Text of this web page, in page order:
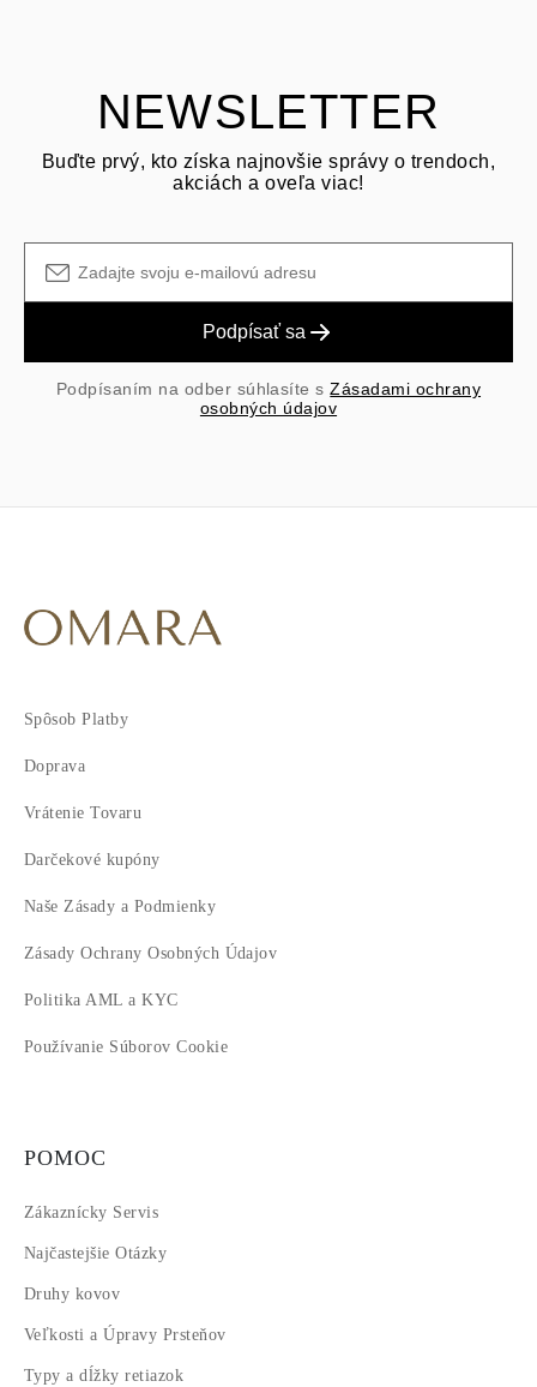
NEWSLETTER
Buďte prvý, kto získa najnovšie správy o trendoch,
akciách a oveľa viac!
Podpísať sa
Podpísaním na odber súhlasíte sZásadami ochrany
osobných údajov
Spôsob Platby
Doprava
Vrátenie Tovaru
Darčekové kupóny
Naše Zásady a Podmienky
Zásady Ochrany Osobných Údajov
Politika AML a KYC
Používanie Súborov Cookie
POMOC
Zákaznícky Servis
Najčastejšie Otázky
Druhy kovov
Veľkosti a Úpravy Prsteňov
Typy a dĺžky retiazok